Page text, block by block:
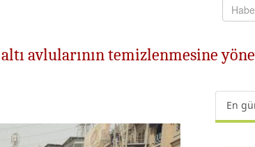
avlularının temizlenmesine
En